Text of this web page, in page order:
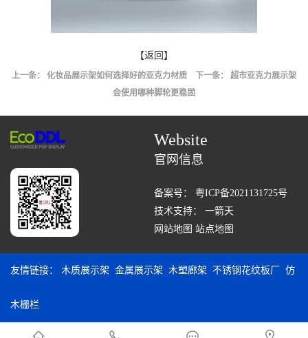
【返回】
上一条： 化妆品展示架如何选择好的亚克力材质 下一条： 超市亚克力展示架
会使用哪种脚轮更稳固
Website
官网信息
备案号： 粤ICP备2021131725号
技术支持： 一箭天
网站地图 站点地图
友情链接： 木质展示架 金属展示架 木塑廊架 不锈钢花纹板厂 仿
木栅栏